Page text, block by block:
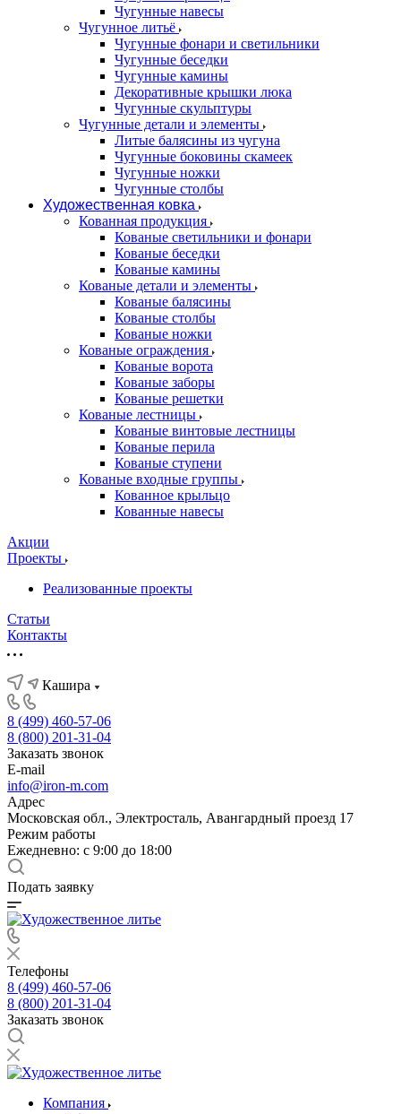
Чугунные навесы
Чугунное литьё
Чугунные фонари и светильники
Чугунные беседки
Чугунные камины
Декоративные крышки люка
Чугунные скульптуры
Чугунные детали и элементы
Литые балясины из чугуна
Чугунные боковины скамеек
Чугунные ножки
Чугунные столбы
Художественная ковка
Кованная продукция
Кованые светильники и фонари
Кованые беседки
Кованые камины
Кованые детали и элементы
Кованые балясины
Кованые столбы
Кованые ножки
Кованые ограждения
Кованые ворота
Кованые заборы
Кованые решетки
Кованые лестницы
Кованые винтовые лестницы
Кованые перила
Кованые ступени
Кованые входные группы
Кованное крыльцо
Кованные навесы
Акции
Проекты
Реализованные проекты
Статьи
Контакты
Кашира
8 (499) 460-57-06
8 (800) 201-31-04
Заказать звонок
E-mail
info@iron-m.com
Адрес
Московская обл., Электросталь, Авангардный проезд 17
Режим работы
Ежедневно: с 9:00 до 18:00
Подать заявку
Телефоны
8 (499) 460-57-06
8 (800) 201-31-04
Заказать звонок
Компания